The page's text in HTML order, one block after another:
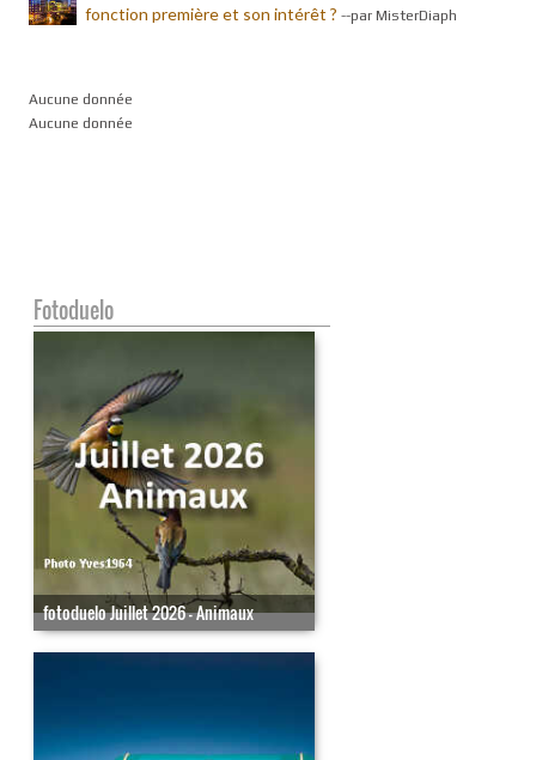
fonction première et son intérêt ? --par MisterDiaph
Aucune donnée
Aucune donnée
Fotoduelo
fotoduelo Juillet 2026 - Animaux